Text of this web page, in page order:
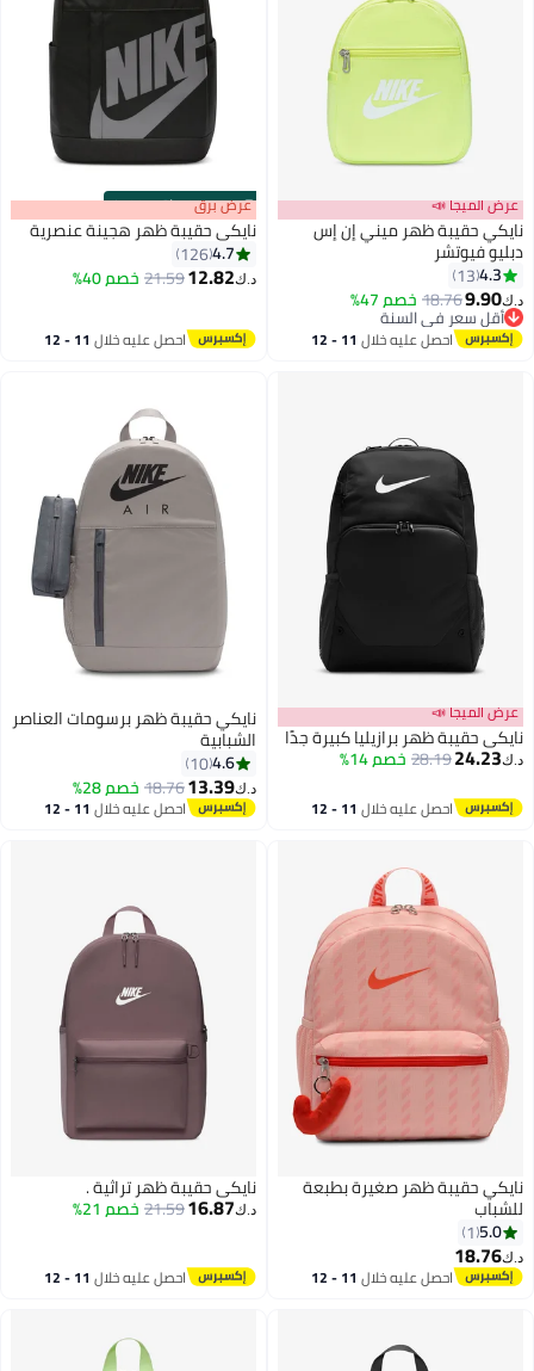
4
عرض الميجا 📣
نايكي حقيبة ظهر ميني إن إس
دبليو فيوتشر
4.3
13
د.ك‏9.90
18.76خصم 47%
أقل سعر في السنة
أقل سعر في السنة
احصل عليه خلال 11 - 12
00m:00s
·باقي 100%
7
عرض برق
نايكي حقيبة ظهر هجينة عنصرية
4.7
126
د.ك‏12.82
21.59خصم 40%
احصل عليه خلال 11 - 12
عرض الميجا 📣
نايكي حقيبة ظهر برازيليا كبيرة جدًا
د.ك‏24.23
28.19خصم 14%
احصل عليه خلال 11 - 12
3
نايكي حقيبة ظهر برسومات العناصر
الشبابية
4.6
10
د.ك‏13.39
18.76خصم 28%
احصل عليه خلال 11 - 12
نايكي حقيبة ظهر صغيرة بطبعة
للشباب
5.0
1
د.ك‏18.76
احصل عليه خلال 11 - 12
نايكي حقيبة ظهر تراثية .
د.ك‏16.87
21.59خصم 21%
احصل عليه خلال 11 - 12